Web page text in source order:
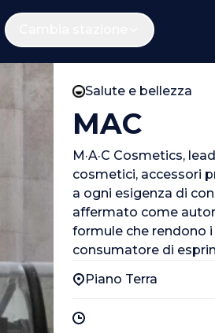
Salute e bellezza
MAC
M·A·C Cosmetics,
cosmetici, accessori
a ogni esigenza di
affermato come
formule che rendono
consumatore di
Piano Terra